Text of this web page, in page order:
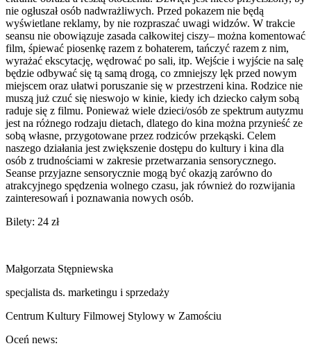
nie ogłuszał osób nadwrażliwych. Przed pokazem nie będą
wyświetlane reklamy, by nie rozpraszać uwagi widzów. W trakcie
seansu nie obowiązuje zasada całkowitej ciszy– można komentować
film, śpiewać piosenkę razem z bohaterem, tańczyć razem z nim,
wyrażać ekscytację, wędrować po sali, itp. Wejście i wyjście na salę
będzie odbywać się tą samą drogą, co zmniejszy lęk przed nowym
miejscem oraz ułatwi poruszanie się w przestrzeni kina. Rodzice nie
muszą już czuć się nieswojo w kinie, kiedy ich dziecko całym sobą
raduje się z filmu. Ponieważ wiele dzieci/osób ze spektrum autyzmu
jest na różnego rodzaju dietach, dlatego do kina można przynieść ze
sobą własne, przygotowane przez rodziców przekąski. Celem
naszego działania jest zwiększenie dostępu do kultury i kina dla
osób z trudnościami w zakresie przetwarzania sensorycznego.
Seanse przyjazne sensorycznie mogą być okazją zarówno do
atrakcyjnego spędzenia wolnego czasu, jak również do rozwijania
zainteresowań i poznawania nowych osób.
Bilety: 24 zł
Małgorzata Stępniewska
specjalista ds. marketingu i sprzedaży
Centrum Kultury Filmowej Stylowy w Zamościu
Oceń news: